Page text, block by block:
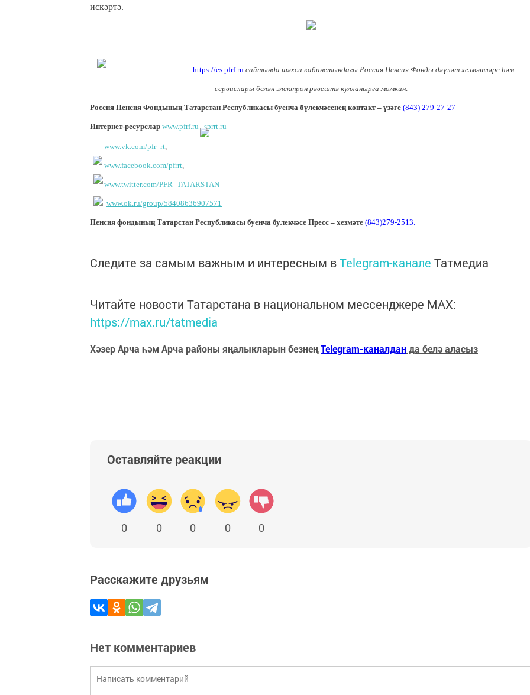
искәртә.
https://es.pfrf.ru сайтында шәхси кабинетындагы Россия Пенсия Фонды дәүләт хезмәтләре һәм
сервислары белән электрон рәвештә кулланырга мөмкин
Россия Пенсия Фондының Татарстан Республикасы буенча бүлекчәсенең контакт – үзәге (843) 279-27-27
Интернет-ресурслар www.pfrf.ru ,sprrt.ru
www.vk.com/pfr_rt
www.facebook.com/pfrrt
www.twitter.com/PFR_TATARSTAN
www.ok.ru/group/58408636907571
Пенсия фондының Татарстан Республикасы буенча булекчәсе Пресс – хезмәте (843)279-2513.
Следите за самым важным и интересным вTelegram-канале Татмедиа
Читайте новости Татарстана в национальном мессенджере MАХ:
https://max.ru/tatmedia
Хәзер Арча һәм Арча районы яңалыкларын безнеңTelegram-каналданда белә аласыз
Оставляйте реакции
0 0 0 0 0
Расскажите друзьям
Нет комментариев